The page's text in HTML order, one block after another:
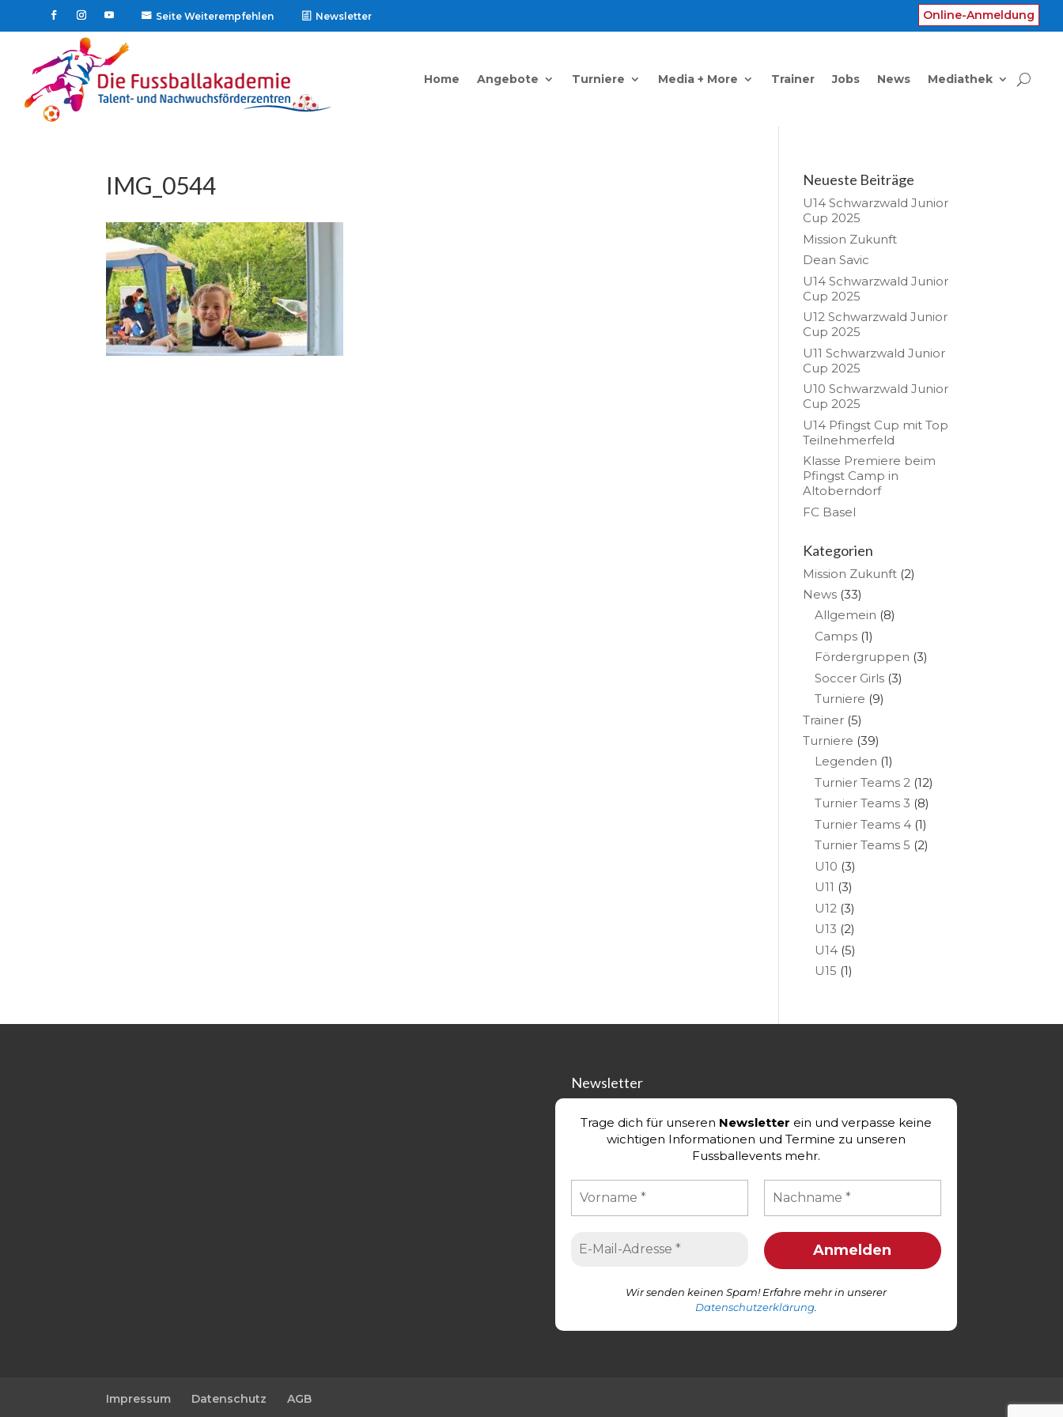
Seite Weiterempfehlen Newsletter Online-Anmeldung
Home Angebote Turniere Media + More Trainer Jobs News Mediathek
IMG_0544 Neueste Beiträge
U14 Schwarzwald Junior
Cup 2025
Mission Zukunft
Dean Savic
U14 Schwarzwald Junior
Cup 2025
U12 Schwarzwald Junior
Cup 2025
U11 Schwarzwald Junior
Cup 2025
U10 Schwarzwald Junior
Cup 2025
U14 Pfingst Cup mit Top
Teilnehmerfeld
Klasse Premiere beim
Pfingst Camp in
Altoberndorf
FC Basel
Kategorien
Mission Zukunft (2)
News (33)
Allgemein (8)
Camps (1)
Fördergruppen (3)
Soccer Girls (3)
Turniere (9)
Trainer (5)
Turniere (39)
Legenden (1)
Turnier Teams 2 (12)
Turnier Teams 3 (8)
Turnier Teams 4 (1)
Turnier Teams 5 (2)
U10 (3)
U11 (3)
U12 (3)
U13 (2)
U14 (5)
U15 (1)
Newsletter
Trage dich für unseren Newsletter ein und verpasse keine
wichtigen Informationen und Termine zu unseren
Fussballevents mehr.
Wir senden keinen Spam! Erfahre mehr in unserer
Datenschutzerklärung.
Impressum Datenschutz AGB